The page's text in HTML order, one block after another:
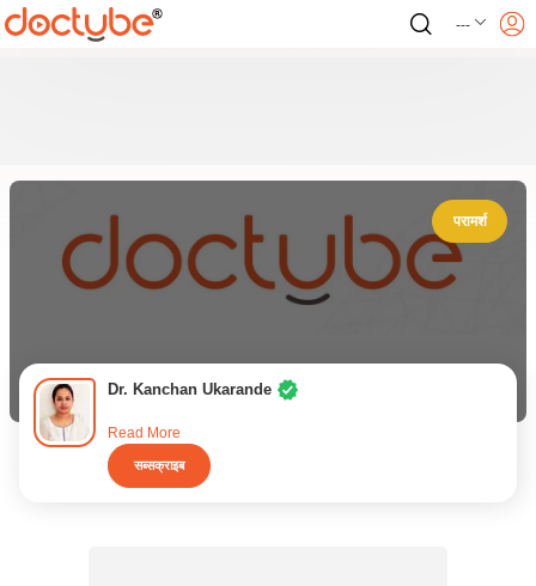
---
परामर्श
Dr. Kanchan Ukarande
Read More
सब्सक्राइब